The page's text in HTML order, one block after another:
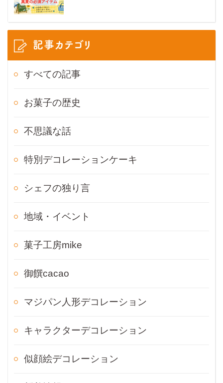
記事カテゴリ
すべての記事
お菓子の歴史
不思議な話
特別デコレーションケーキ
シェフの独り言
地域・イベント
菓子工房mike
御饌cacao
マジパン人形デコレーション
キャラクターデコレーション
似顔絵デコレーション